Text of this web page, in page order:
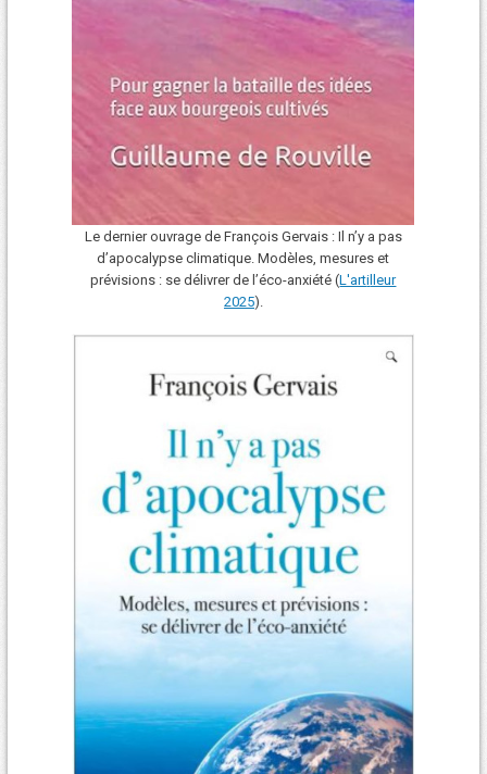
Le dernier ouvrage de François Gervais : Il n’y a pas
d’apocalypse climatique. Modèles, mesures et
prévisions : se délivrer de l’éco-anxiété (L'artilleur
2025).